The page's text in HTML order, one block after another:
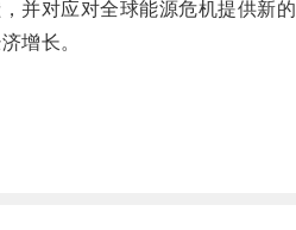
对应对全球能源危机提供新的
增长。